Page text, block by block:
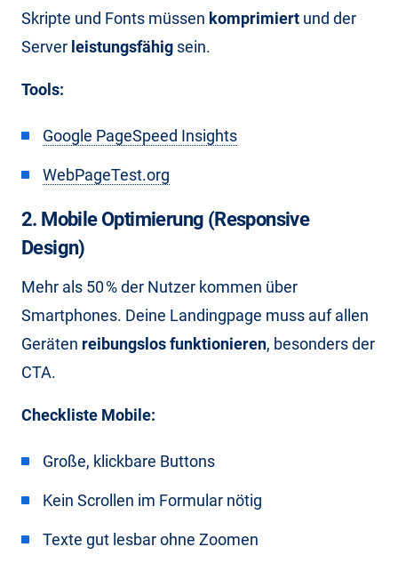
Skripte und Fonts müssen komprimiert und der
Server leistungsfähig sein.
Tools:
Google PageSpeed Insights
WebPageTest.org
2. Mobile Optimierung (Responsive
Design)
Mehr als 50 % der Nutzer kommen über
Smartphones. Deine Landingpage muss auf allen
Geräten reibungslos funktionieren, besonders der
CTA.
Checkliste Mobile:
Große, klickbare Buttons
Kein Scrollen im Formular nötig
Texte gut lesbar ohne Zoomen